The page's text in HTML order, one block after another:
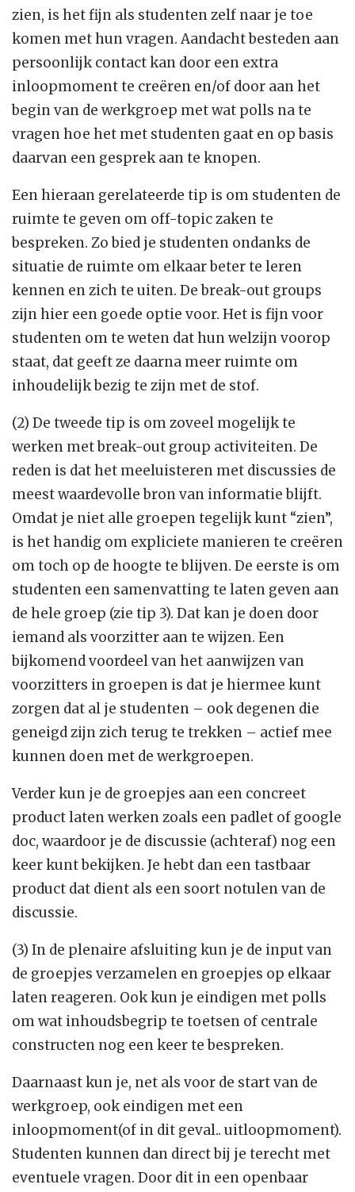
zien, is het fijn als studenten zelf naar je toe
komen met hun vragen. Aandacht besteden aan
persoonlijk contact kan door een extra
inloopmoment te creëren en/of door aan het
begin van de werkgroep met wat polls na te
vragen hoe het met studenten gaat en op basis
daarvan een gesprek aan te knopen.
Een hieraan gerelateerde tip is om studenten de
ruimte te geven om off-topic zaken te
bespreken. Zo bied je studenten ondanks de
situatie de ruimte om elkaar beter te leren
kennen en zich te uiten. De break-out groups
zijn hier een goede optie voor. Het is fijn voor
studenten om te weten dat hun welzijn voorop
staat, dat geeft ze daarna meer ruimte om
inhoudelijk bezig te zijn met de stof.
(2) De tweede tip is om zoveel mogelijk te
werken met break-out group activiteiten. De
reden is dat het meeluisteren met discussies de
meest waardevolle bron van informatie blijft.
Omdat je niet alle groepen tegelijk kunt “zien”,
is het handig om expliciete manieren te creëren
om toch op de hoogte te blijven. De eerste is om
studenten een samenvatting te laten geven aan
de hele groep (zie tip 3). Dat kan je doen door
iemand als voorzitter aan te wijzen. Een
bijkomend voordeel van het aanwijzen van
voorzitters in groepen is dat je hiermee kunt
zorgen dat al je studenten – ook degenen die
geneigd zijn zich terug te trekken – actief mee
kunnen doen met de werkgroepen.
Verder kun je de groepjes aan een concreet
product laten werken zoals een padlet of google
doc, waardoor je de discussie (achteraf) nog een
keer kunt bekijken. Je hebt dan een tastbaar
product dat dient als een soort notulen van de
discussie.
(3) In de plenaire afsluiting kun je de input van
de groepjes verzamelen en groepjes op elkaar
laten reageren. Ook kun je eindigen met polls
om wat inhoudsbegrip te toetsen of centrale
constructen nog een keer te bespreken.
Daarnaast kun je, net als voor de start van de
werkgroep, ook eindigen met een
inloopmoment(of in dit geval.. uitloopmoment).
Studenten kunnen dan direct bij je terecht met
eventuele vragen. Door dit in een openbaar